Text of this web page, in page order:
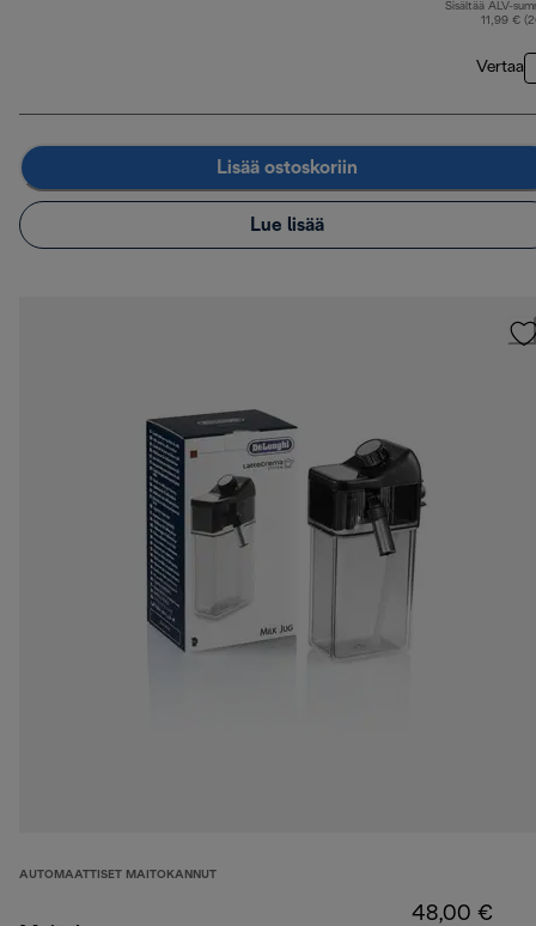
Sisältää ALV-
11,99 €
Vertaa
Lisää ostoskoriin
Lue lisää
AUTOMAATTISET MAITOKANNUT
48,00 €